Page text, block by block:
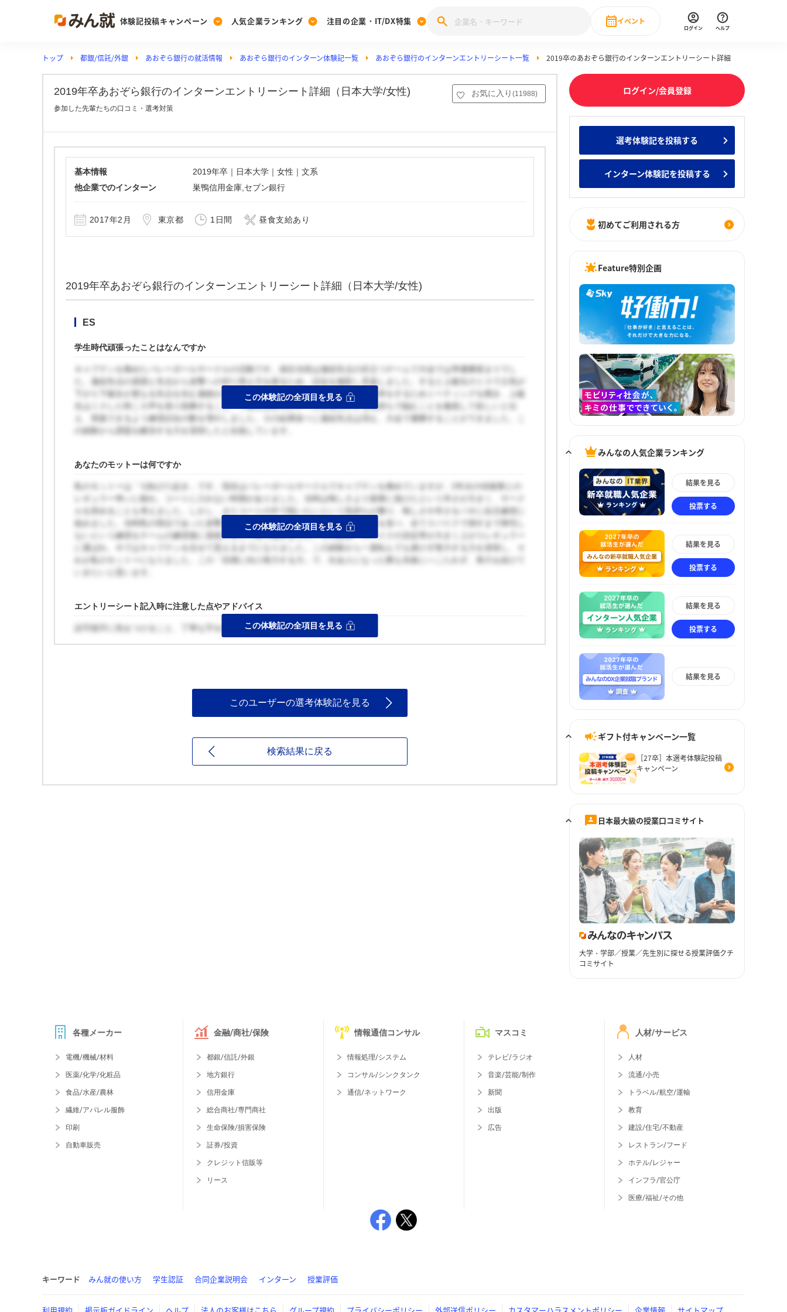
体験記投稿キャンペーン
Post
投稿する
[27卒] 本選考体験記投稿キャンペーン
人気企業ランキング
Ranking
ランキングを見る
みんなのDX企業就職ブランド調査
Vote みんなの新卒就職人気企業ランキング みんなのインターン人気企業ランキ
注目の企業・IT/DX特集
PickUp
注目の企業特集
28卒 IT・DX現場社員インタビュー
動画で知ろう！業界・企業研究
イベント
Event
直近のイベント一覧
ログイン ヘルプ
トップ 都銀/信託/外銀 あおぞら銀行の就活情報 あおぞら銀行のインターン体験記一覧 あおぞら銀行のインターンエントリーシート一覧 2019卒のあおぞら銀行のインターンエントリーシート詳細
2019年卒あおぞら銀行のインターンエントリーシート詳細（日本大学/女性) お気に入り (11988)
参加した先輩たちの口コミ・選考対策
基本情報
2019年卒｜日本大学｜女性｜文系
他企業でのインターン
巣鴨信用金庫,セブン銀行
2017年2月 東京都 1日間 昼食支給あり
2019年卒あおぞら銀行のインターンエントリーシート詳細（日本大学/女性)
ES
学生時代頑張ったことはなんですか
キャプテンを務めたバレーボールサークルの活動です。就任当初は連続失点の目立つチームで大会では準優勝留まりでし
た。連続失点の原因と失点から攻撃への切り替え方を探るため、試合を撮影し見返しました。すると上級生のミスで士気が
下がり下級生が更なる失点を生む連鎖があると分かりました。そこで部員の意識改革をするためミーティングを開き、上級
生はミスした時こそ声を張り鼓舞すること、下級生は自らがチームを底上げする気持ちで臨むことを徹底して欲しいと伝
え、実践できるよう練習試合の数を増やしました。その結果徐々に連続失点は消え、大会で優勝することができました。こ
の経験から課題を解決する力を習得したと自負しています。
この体験記の全項目を見る
あなたのモットーは何ですか
私のモットーは「七転び八起き」です。現在はバレーボールサークルでキャプテンを務めていますが、2年次の頃後輩との
レギュラー争いに敗れ、コートに入れない時期がありました。当時は悔しさより後輩に負けたという辛さが大きく、サーク
ルを辞めることも考えました。しかし、またコートの中で戦いたいという気持ちが勝り、悔しさや辛さをバネに自主練習に
励みました。当時私の弱点であった攻撃力向上のため、コートのライン上にコーンを並べ、全てスパイクで倒すまで帰宅し
ないという練習をチームの練習後に居残りをして取り組みました。その結果、スパイクの決定率が大きく上がりレギュラー
に選ばれ、今ではキャプテンを任せて貰えるまでになりました。この経験から一度転んでも挫けず努力する力を習得し、そ
れが私のモットーになりました。この「目標に向け努力する力」で、社会人になった際も失敗にへこたれず、努力を続けて
この体験記の全項目を見る
エントリーシート記入時に注意した点やアドバイス
誤字脱字に気をつけること、丁寧な字を書くこと、字数の空きがないこと
この体験記の全項目を見る
このユーザーの選考体験記を見る
検索結果に戻る
ログイン/会員登録
選考体験記を投稿する
インターン体験記を投稿する
初めてご利用される方
Feature特別企画
みんなの人気企業ランキング
結果を見る
投票する
結果を見る
投票する
結果を見る
投票する
結果を見る
ギフト付キャンペーン一覧
［27卒］本選考体験記投稿
キャンペーン
日本最大級の授業口コミサイト
大学・学部／授業／先生別に探せる授業評価クチ
コミサイト
各種メーカー
電機/機械/材料
医薬/化学/化粧品
食品/水産/農林
繊維/アパレル服飾
印刷
自動車販売
金融/商社/保険
都銀/信託/外銀
地方銀行
信用金庫
総合商社/専門商社
生命保険/損害保険
証券/投資
クレジット信販等
リース
情報通信コンサル
情報処理/システム
コンサル/シンクタンク
通信/ネットワーク
マスコミ
テレビ/ラジオ
音楽/芸能/制作
新聞
出版
広告
人材/サービス
人材
流通/小売
トラベル/航空/運輸
教育
建設/住宅/不動産
レストラン/フード
ホテル/レジャー
インフラ/官公庁
医療/福祉/その他
キーワード みん就の使い方 学生認証 合同企業説明会 インターン 授業評価